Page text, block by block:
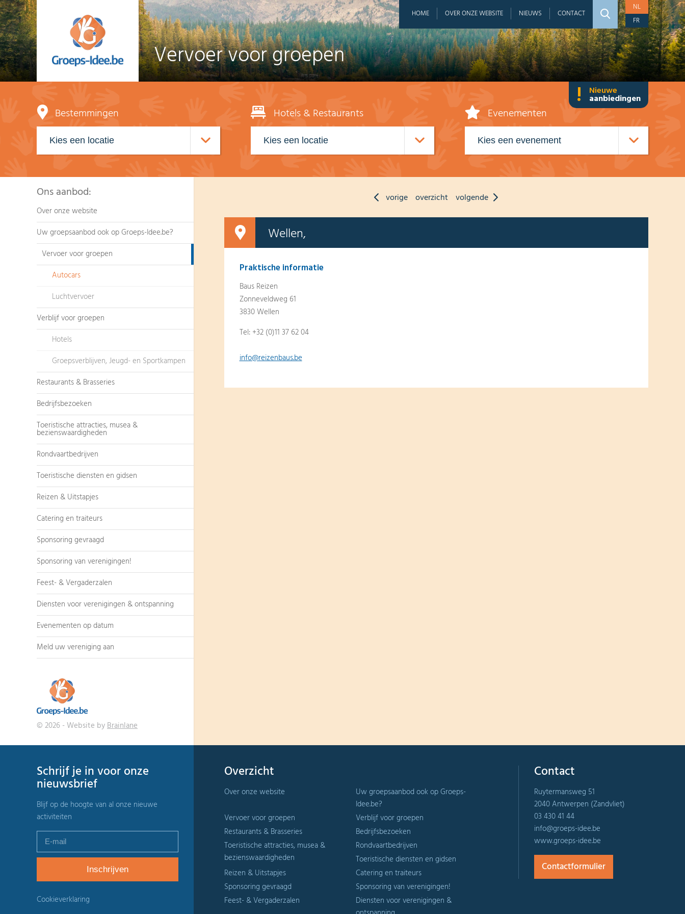
Vervoer voor groepen
NL
FR
HOME OVER ONZE WEBSITE NIEUWS CONTACT
! Nieuwe
aanbiedingen
Bestemmingen Hotels & Restaurants Evenementen
Ons aanbod:
Over onze website
Uw groepsaanbod ook op Groeps-Idee.be?
Vervoer voor groepen
Autocars
Luchtvervoer
Verblijf voor groepen
Hotels
Groepsverblijven, Jeugd- en Sportkampen
Restaurants & Brasseries
Bedrijfsbezoeken
Toeristische attracties, musea &
bezienswaardigheden
Rondvaartbedrijven
Toeristische diensten en gidsen
Reizen & Uitstapjes
Catering en traiteurs
Sponsoring gevraagd
Sponsoring van verenigingen!
Feest- & Vergaderzalen
Diensten voor verenigingen & ontspanning
Evenementen op datum
Meld uw vereniging aan
© 2026 - Website byBrainlane
vorige overzicht volgende
Wellen,
Praktische informatie
Baus Reizen
Zonneveldweg 61
3830 Wellen
Tel: +32 (0)11 37 62 04
info@reizenbaus.be
Schrijf je in voor onze
nieuwsbrief
Blijf op de hoogte van al onze nieuwe
activiteiten
Cookieverklaring
Overzicht
Over onze website
Uw groepsaanbod ook op Groeps-
Idee.be?
Vervoer voor groepen
Verblijf voor groepen
Restaurants & Brasseries
Bedrijfsbezoeken
Toeristische attracties, musea &
bezienswaardigheden
Rondvaartbedrijven
Toeristische diensten en gidsen
Reizen & Uitstapjes
Catering en traiteurs
Sponsoring gevraagd
Sponsoring van verenigingen!
Feest- & Vergaderzalen
Diensten voor verenigingen &
Contact
Ruytermansweg 51
2040 Antwerpen (Zandvliet)
03 430 41 44
info@groeps-idee.be
www.groeps-idee.be
Contactformulier